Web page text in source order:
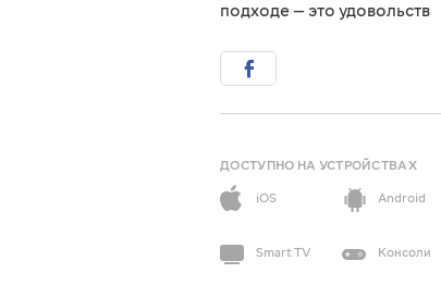
подходе — это удовольств
ДОСТУПНО НА УСТРОЙСТВАХ
iOS
Android
Smart TV Консоли